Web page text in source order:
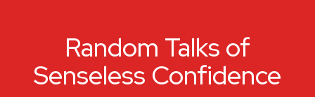
Random Talks of
Senseless Confidence